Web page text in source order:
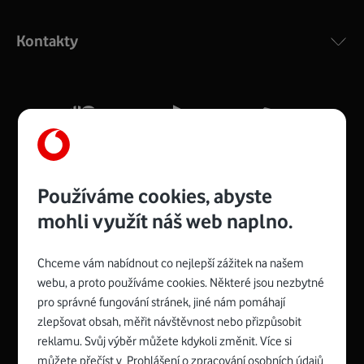
silný signál pro celou domácnost. Kompaktní rozměry 21
Více o COMPAL CH7465VF
Zyxel VMG8623-T50B:
Rozměry modemu jsou 16 x 22 x 7,5 cm (včetně stojánku)
a nabízí 4 gigabitové LAN porty a bezdrátové připojení Wi-
Spojte se s Vodafonem
Kontakty
Používáme cookies, abyste
mohli využít náš web naplno.
Chceme vám nabídnout co nejlepší zážitek na našem
webu, a proto používáme cookies. Některé jsou nezbytné
pro správné fungování stránek, jiné nám pomáhají
zlepšovat obsah, měřit návštěvnost nebo přizpůsobit
reklamu. Svůj výběr můžete kdykoli změnit. Více si
můžete přečíst v Prohlášení o zpracování osobních údajů